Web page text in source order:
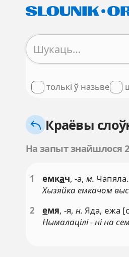
толькі ў назьве
Краёвы
На запыт знайшлося
1 емкач, -а,м. Чапяла.
Хызяйка емкачом
2
емя, -я,н. Яда, ежа
Нымалацілі - ні на